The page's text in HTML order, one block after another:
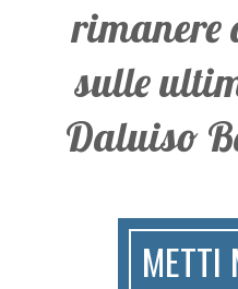
rimanere
sulle
Daluiso
METTI